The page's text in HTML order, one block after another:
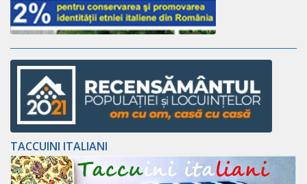
TACCUINI ITALIANI